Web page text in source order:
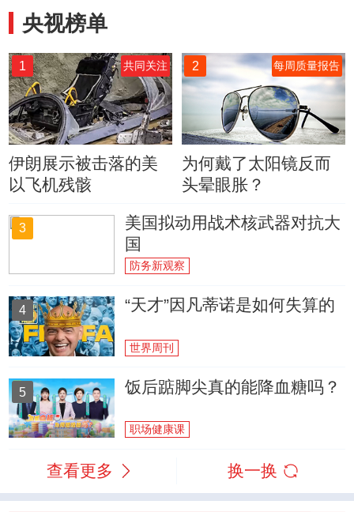
央视榜单
1 共同关注
伊朗展示被击落的美
以飞机残骸
2 每周质量报告
为何戴了太阳镜反而
头晕眼胀？
3
美国拟动用战术核武器对抗大
国
防务新观察
4 “天才”因凡蒂诺是如何失算的
世界周刊
5 饭后踮脚尖真的能降血糖吗？
职场健康课
查看更多 换一换